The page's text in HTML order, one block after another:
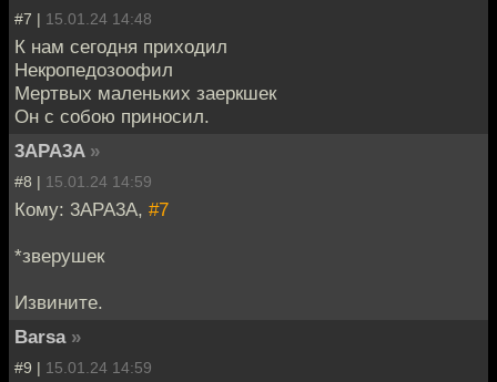
#7 | 15.01.24 14:48
К нам сегодня приходил
Некропедозоофил
Мертвых маленьких заеркшек
Он с собою приносил.
3APA3A »
#8 | 15.01.24 14:59
Кому: 3APA3A, #7
*зверушек
Извините.
Barsa »
#9 | 15.01.24 14:59